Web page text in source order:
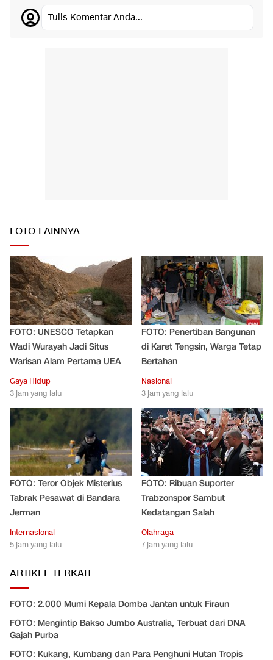
Tulis Komentar Anda...
FOTO LAINNYA
FOTO: UNESCO Tetapkan
Wadi Wurayah Jadi Situs
Warisan Alam Pertama UEA
Gaya Hidup
3 jam yang lalu
FOTO: Penertiban Bangunan
di Karet Tengsin, Warga Tetap
Bertahan
Nasional
3 jam yang lalu
FOTO: Teror Objek Misterius
Tabrak Pesawat di Bandara
Jerman
Internasional
5 jam yang lalu
FOTO: Ribuan Suporter
Trabzonspor Sambut
Kedatangan Salah
Olahraga
7 jam yang lalu
ARTIKEL TERKAIT
FOTO: 2.000 Mumi Kepala Domba Jantan untuk Firaun
FOTO: Mengintip Bakso Jumbo Australia, Terbuat dari DNA
Gajah Purba
FOTO: Kukang, Kumbang dan Para Penghuni Hutan Tropis